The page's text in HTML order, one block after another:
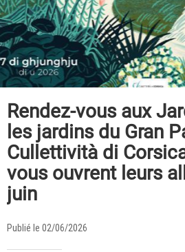
Rendez-vous aux
les jardins du Gran
Cullettività di
vous ouvrent leurs
juin
Publié le 02/06/2026